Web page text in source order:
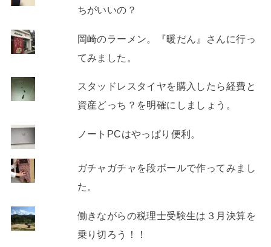
ちがいいの？
岡崎のラーメン。『暖だん』さんに行っ
てみました。
スタッドレスタイヤを購入したら経費と
資産どっち？を明確にしましょう。
ノートPCはやっぱり便利。
ガチャガチャを段ボールで作ってみまし
た。
働きながらの税理士受験生は３月決算を
乗り切ろう！！